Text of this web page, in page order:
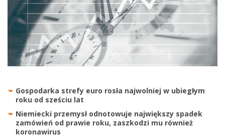
Gospodarka strefy euro rosła najwolniej w ubiegłym
roku od sześciu lat
Niemiecki przemysł odnotowuje największy spadek
zamówień od prawie roku, zaszkodzi mu również
koronawirus